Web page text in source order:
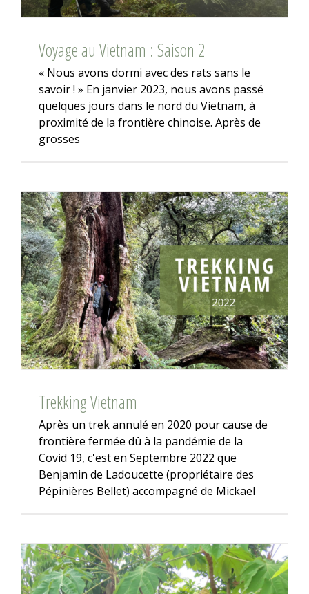
Voyage au Vietnam : Saison 2
« Nous avons dormi avec des rats sans le
savoir ! » En janvier 2023, nous avons passé
quelques jours dans le nord du Vietnam, à
proximité de la frontière chinoise. Après de
grosses
Trekking Vietnam
Après un trek annulé en 2020 pour cause de
frontière fermée dû à la pandémie de la
Covid 19, c'est en Septembre 2022 que
Benjamin de Ladoucette (propriétaire des
Pépinières Bellet) accompagné de Mickael